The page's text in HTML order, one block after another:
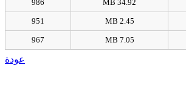
34.92 MB
986
2.45 MB
951
7.05 MB
967
عودة